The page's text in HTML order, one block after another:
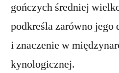
gończych średniej
podkreśla zarówno jego
i znaczenie w
kynologicznej.